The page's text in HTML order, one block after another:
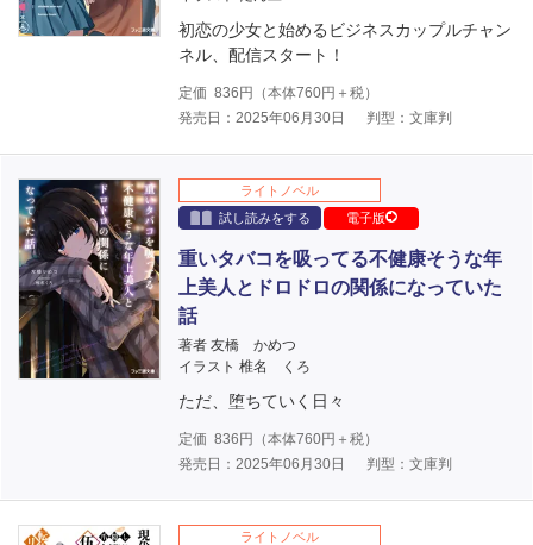
初恋の少女と始めるビジネスカップルチャン
ネル、配信スタート！
定価 836 円（本体760円＋税）
発売日：2025年06月30日
判型：文庫判
ライトノベル
試し読みをする
電子版
重いタバコを吸ってる不健康そうな年
上美人とドロドロの関係になっていた
話
著者 友橋 かめつ
イラスト 椎名 くろ
ただ、堕ちていく日々
定価 836 円（本体760円＋税）
発売日：2025年06月30日
判型：文庫判
ライトノベル